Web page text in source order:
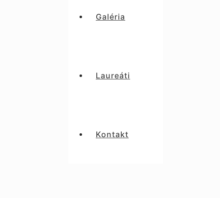
Galéria
Laureáti
Kontakt